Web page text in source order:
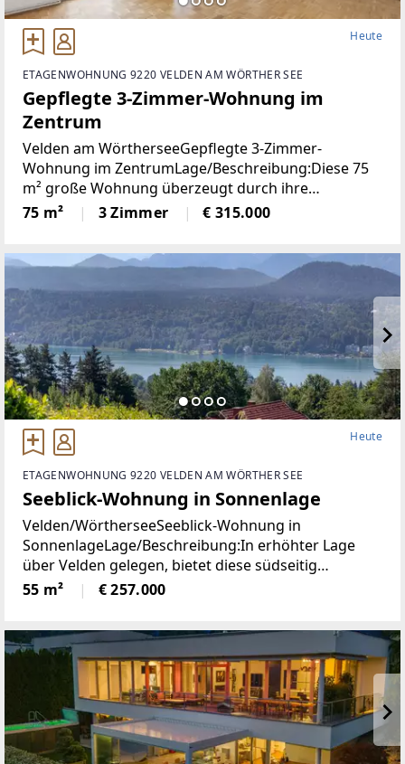
Heute
ETAGENWOHNUNG 9220 VELDEN AM WÖRTHER SEE
Gepflegte 3-Zimmer-Wohnung im
Zentrum
Velden am WörtherseeGepflegte 3-Zimmer-
Wohnung im ZentrumLage/Beschreibung:Diese 75
m² große Wohnung überzeugt durch ihre
durchdachte Raumaufteilung und ihre
ausgezeichnete Lage im Zentrum von Velden. Zwei
75 m² 3 Zimmer € 315.000
Heute
ETAGENWOHNUNG 9220 VELDEN AM WÖRTHER SEE
Seeblick-Wohnung in Sonnenlage
Velden/WörtherseeSeeblick-Wohnung in
SonnenlageLage/Beschreibung:In erhöhter Lage
über Velden gelegen, bietet diese südseitig
ausgerichtete Wohnung angenehme
Lichtverhältnisse und einen schönen Blick auf den
55 m² € 257.000